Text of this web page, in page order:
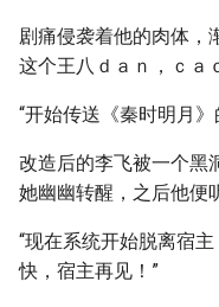
剧痛侵袭着他的肉体，
这个王八ｄａｎ，ｃａ
“开始传送《秦时明月》
改造后的李飞被一个黑
她幽幽转醒，之后他便
“现在系统开始脱离宿
快，宿主再见！”